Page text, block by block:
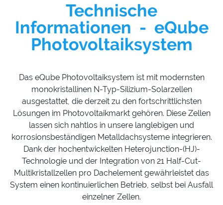
Technische
Informationen - eQube
Photovoltaiksystem
Das eQube Photovoltaiksystem ist mit modernsten
monokristallinen N-Typ-Silizium-Solarzellen
ausgestattet, die derzeit zu den fortschrittlichsten
Lösungen im Photovoltaikmarkt gehören. Diese Zellen
lassen sich nahtlos in unsere langlebigen und
korrosionsbeständigen Metalldachsysteme integrieren.
Dank der hochentwickelten Heterojunction-(HJ)-
Technologie und der Integration von 21 Half-Cut-
Multikristallzellen pro Dachelement gewährleistet das
System einen kontinuierlichen Betrieb, selbst bei Ausfall
einzelner Zellen.